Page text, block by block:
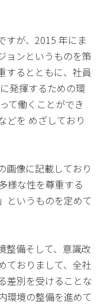
すが、2015 年にま
ョンというものを策
するとともに、社員
発揮するための環
て働くことができ
どを めざしており
画像に記載しており
様な性を尊重する
というものを定めて
整備そして、意識改
ておりまして、全社
差別を受けることな
環境の整備を進めて